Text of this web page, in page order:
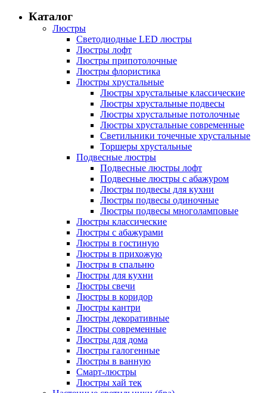
Каталог
Люстры
Светодиодные LED люстры
Люстры лофт
Люстры припотолочные
Люстры флористика
Люстры хрустальные
Люстры хрустальные классические
Люстры хрустальные подвесы
Люстры хрустальные потолочные
Люстры хрустальные современные
Светильники точечные хрустальные
Торшеры хрустальные
Подвесные люстры
Подвесные люстры лофт
Подвесные люстры с абажуром
Люстры подвесы для кухни
Люстры подвесы одиночные
Люстры подвесы многоламповые
Люстры классические
Люстры с абажурами
Люстры в гостиную
Люстры в прихожую
Люстры в спальню
Люстры для кухни
Люстры свечи
Люстры в коридор
Люстры кантри
Люстры декоративные
Люстры современные
Люстры для дома
Люстры галогенные
Люстры в ванную
Смарт-люстры
Люстры хай тек